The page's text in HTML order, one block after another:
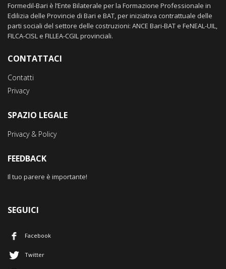
Formedil-Bari è l’Ente Bilaterale per la Formazione Professionale in
Edilizia delle Provincie di Bari e BAT, per iniziativa contrattuale delle
parti sociali del settore delle costruzioni: ANCE Bari-BAT e FeNEAL-UIL,
FILCA-CISL e FILLEA-CGIL provinciali.
CONTATTACI
Contatti
Privacy
SPAZIO LEGALE
Privacy & Policy
FEEDBACK
Il tuo parere è importante!
SEGUICI
Facebook
Twitter